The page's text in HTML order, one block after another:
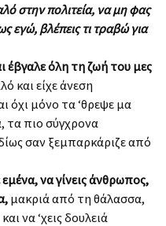
στην πολιτεία, να μη φας
βλέπεις τι τραβώ για
έβγαλε όλη τη ζωή του μες
και είχε άνεση
όχι μόνο τα ‘θρεψε μα
τα πιο σύγχρονα
σαν ξεμπαρκάριζε από
να γίνεις άνθρωπος,
μακριά από τη θάλασσα,
να ‘χεις δουλειά